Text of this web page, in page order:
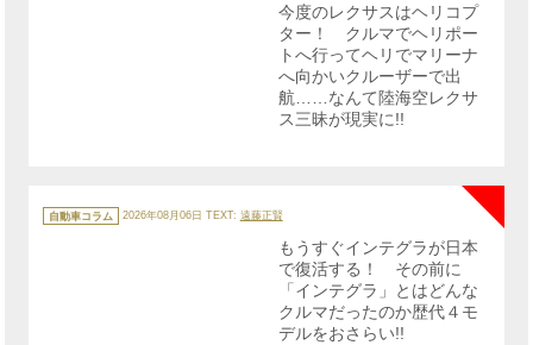
今度のレクサスはヘリコプ
ター！ クルマでヘリポー
トへ行ってヘリでマリーナ
へ向かいクルーザーで出
航……なんて陸海空レクサ
ス三昧が現実に!!
テ
ゴ
自動車コラム 2026年08月06日 TEXT: 遠藤正賢
もうすぐインテグラが日本
で復活する！ その前に
「インテグラ」とはどんな
クルマだったのか歴代４モ
デルをおさらい!!